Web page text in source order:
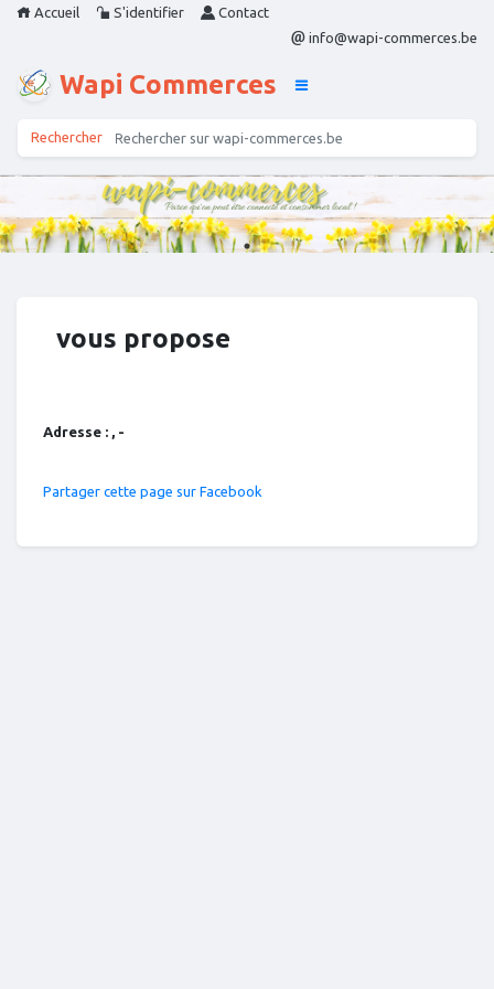
Accueil S'identifier
Contact
info@wapi-commerces.be
Wapi Commerces
vous propose
Adresse : , -
Partager cette page sur Facebook